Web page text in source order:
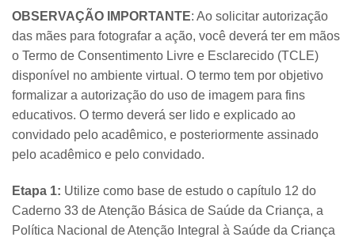
OBSERVAÇÃO IMPORTANTE: Ao solicitar autorização
das mães para fotografar a ação, você deverá ter em mãos
o Termo de Consentimento Livre e Esclarecido (TCLE)
disponível no ambiente virtual. O termo tem por objetivo
formalizar a autorização do uso de imagem para fins
educativos. O termo deverá ser lido e explicado ao
convidado pelo acadêmico, e posteriormente assinado
pelo acadêmico e pelo convidado.
Etapa 1: Utilize como base de estudo o capítulo 12 do
Caderno 33 de Atenção Básica de Saúde da Criança, a
Política Nacional de Atenção Integral à Saúde da Criança